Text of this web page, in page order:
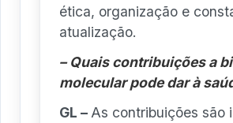
ética, organização e
atualização.
– Quais contribuições a
molecular pode dar à
GL – As contribuições são